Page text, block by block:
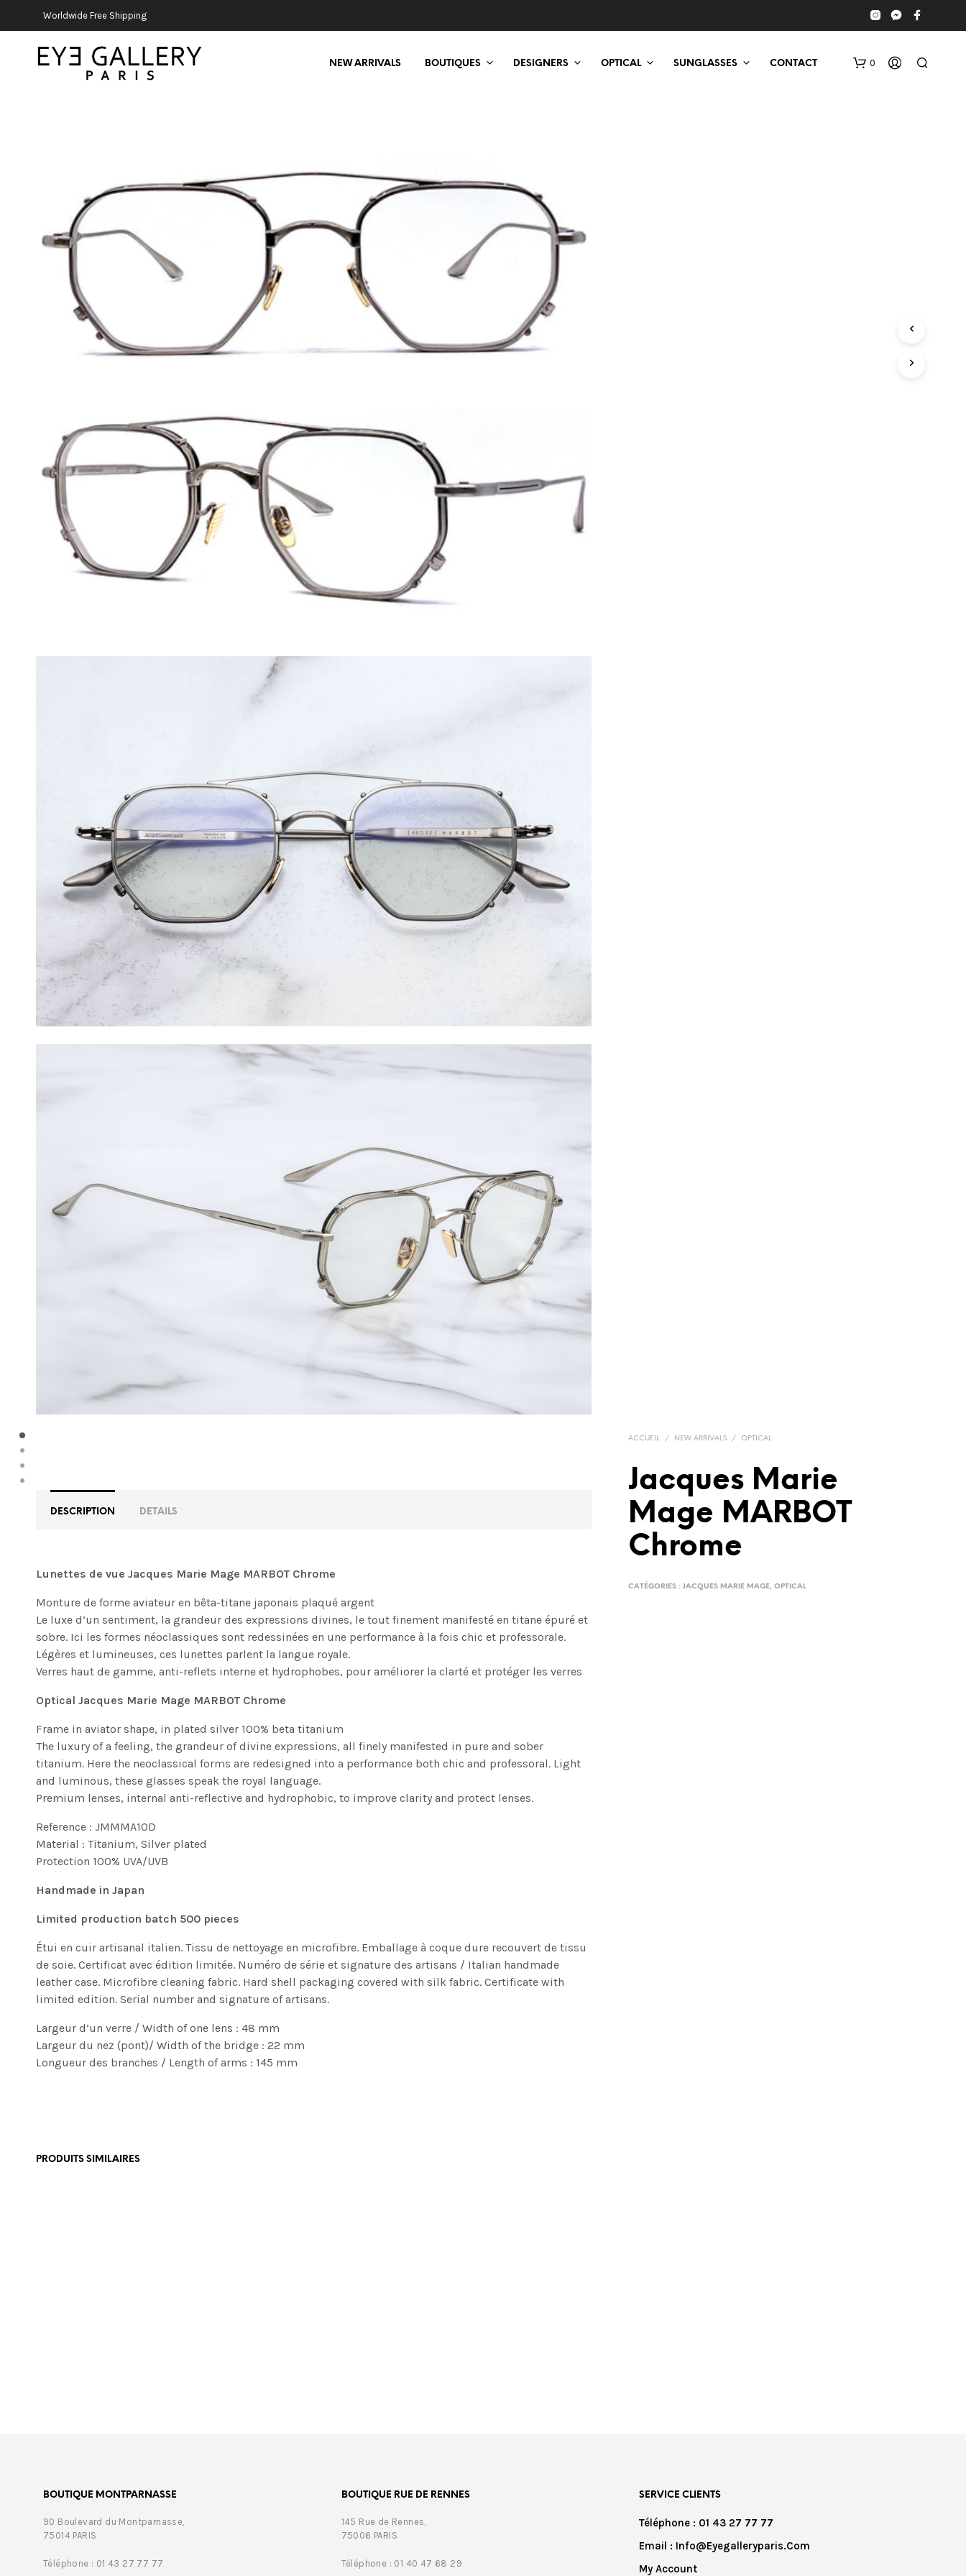
Worldwide Free Shipping
NEW ARRIVALS BOUTIQUES DESIGNERS OPTICAL SUNGLASSES CONTACT 0
ACCUEIL / NEW ARRIVALS / OPTICAL
Jacques Marie
Mage MARBOT
Chrome
CATÉGORIES : JACQUES MARIE MAGE, OPTICAL
DESCRIPTION DETAILS
Lunettes de vue Jacques Marie Mage MARBOT Chrome
Monture de forme aviateur en bêta-titane japonais plaqué argent
Le luxe d’un sentiment, la grandeur des expressions divines, le tout finement manifesté en titane épuré et
sobre. Ici les formes néoclassiques sont redessinées en une performance à la fois chic et professorale.
Légères et lumineuses, ces lunettes parlent la langue royale.
Verres haut de gamme, anti-reflets interne et hydrophobes, pour améliorer la clarté et protéger les verres
Optical Jacques Marie Mage MARBOT Chrome
Frame in aviator shape, in plated silver 100% beta titanium
The luxury of a feeling, the grandeur of divine expressions, all finely manifested in pure and sober
titanium. Here the neoclassical forms are redesigned into a performance both chic and professoral. Light
and luminous, these glasses speak the royal language.
Premium lenses, internal anti-reflective and hydrophobic, to improve clarity and protect lenses.
Reference : JMMMA10D
Material : Titanium, Silver plated
Protection 100% UVA/UVB
Handmade in Japan
Limited production batch 500 pieces
Étui en cuir artisanal italien. Tissu de nettoyage en microfibre. Emballage à coque dure recouvert de tissu
de soie. Certificat avec édition limitée. Numéro de série et signature des artisans / Italian handmade
leather case. Microfibre cleaning fabric. Hard shell packaging covered with silk fabric. Certificate with
limited edition. Serial number and signature of artisans.
Largeur d’un verre / Width of one lens : 48 mm
Largeur du nez (pont)/ Width of the bridge : 22 mm
Longueur des branches / Length of arms : 145 mm
PRODUITS SIMILAIRES
BOUTIQUE MONTPARNASSE
90 Boulevard du Montparnasse,
75014 PARIS
Téléphone : 01 43 27 77 77
BOUTIQUE RUE DE RENNES
145 Rue de Rennes,
75006 PARIS
Téléphone : 01 40 47 68 29
SERVICE CLIENTS
Téléphone : 01 43 27 77 77
Email : Info@eyegalleryparis.com
My Account